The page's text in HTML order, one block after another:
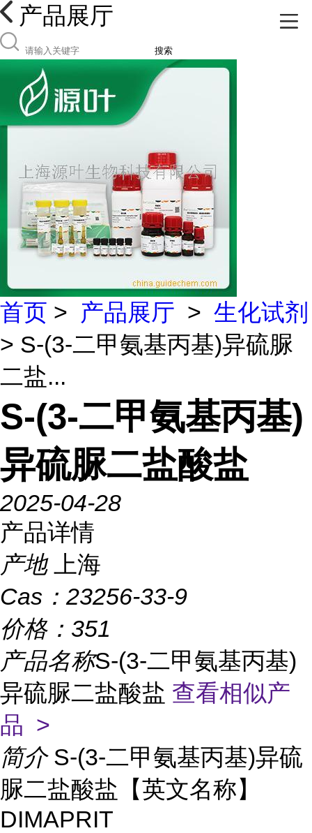
产品展厅
搜索
首页 > 产品展厅 > 生化试剂
> S-(3-二甲氨基丙基)异硫脲
二盐...
S-(3-二甲氨基丙基)
异硫脲二盐酸盐
2025-04-28
产品详情
产地
上海
Cas： 23256-33-9
价格： 351
产品名称S-(3-二甲氨基丙基)
异硫脲二盐酸盐 查看相似产
品 >
简介 S-(3-二甲氨基丙基)异硫
脲二盐酸盐【英文名称】
DIMAPRIT